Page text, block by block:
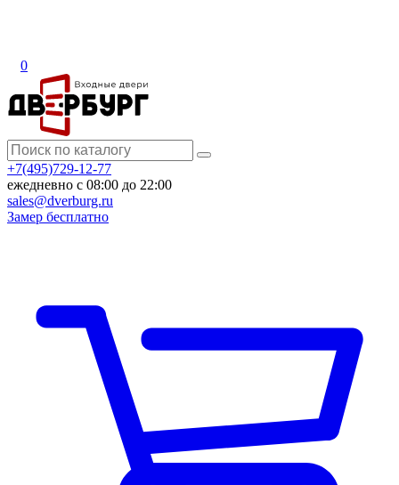
0
+7(495)729-12-77
ежедневно с 08:00 до 22:00
sales@dverburg.ru
Замер бесплатно